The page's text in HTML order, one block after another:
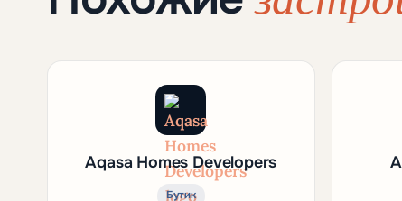
Aqasa Homes Developers
Бутик